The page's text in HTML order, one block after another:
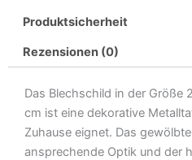
Frauen
Metall
Deko
Menge
Produktsicherheit
Rezensionen (0)
Das Blechschild in der
cm ist eine dekorative
Zuhause eignet. Das
ansprechende Optik und der